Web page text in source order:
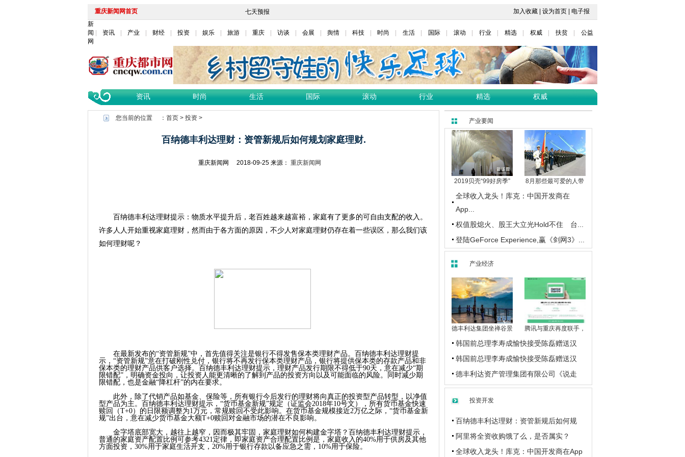
重庆新闻网首页 加入收藏 设为首页
电子报
新
闻
网
资讯 产业 财经 投资 娱乐 旅游 重庆 访谈 会展 舆情 科技 时尚 生活 国际 滚动 行业 精选 权威 扶贫 公益
资讯 时尚 生活 国际 滚动 行业 精选 权威
您当前的位置 ： 首页> 投资>
百纳德丰利达理财：资管新规后如何规划家庭理财.
重庆新闻网 2018-09-25 来源： 重庆新闻网
百纳德丰利达理财提示：物质水平提升后，老百姓越来越富裕，家庭有了更多的可自由支配的收入。
许多人人开始重视家庭理财，然而由于各方面的原因，不少人对家庭理财仍存在着一些误区，那么我们该
如何理财呢？
在最新发布的“资管新规”中，首先值得关注是银行不得发售保本类理财产品。百纳德丰利达理财提
示，“资管新规”意在打破刚性兑付，银行将不再发行保本类理财产品，银行将提供保本类的存款产品和非
保本类的理财产品供客户选择。百纳德丰利达理财提示，理财产品发行期限不得低于90天，意在减少“期
限错配”，明确资金投向，让投资人能更清晰的了解到产品的投资方向以及可能面临的风险。同时减少期
限错配，也是金融“降杠杆”的内在要求。
此外，除了代销产品如基金、保险等，所有银行今后发行的理财将向真正的投资型产品转型，以净值
型产品为主。百纳德丰利达理财提示，“货币基金新规”规定（证监会2018年10号文），所有货币基金快速
赎回（T+0）的日限额调整为1 万元，常规赎回不受此影响。在货币基金规模接近2万亿之际，“货币基金新
规”出台，意在减少货币基金大额T+0赎回对金融市场的潜在不良影响。
金字塔底部宽大，越往上越窄，因而极其牢固，家庭理财如何构建金字塔？百纳德丰利达理财提示，
普通的家庭资产配置比例可参考4321 定律，即家庭资产合理配置比例是，家庭收入的40%用于供房及其他
方面投资， 30%用于家庭生活开支， 20%用于银行存款以备应急之需， 10%用于保险。
产业要闻
2019贝壳“99好房季” 8月那些最可爱的人带
全球收入龙头！库克：中国开发商在
App...
权值股熄火、股王大立光Hold不住 台...
登陆GeForce Experience,赢《剑网3》...
产业经济
德丰利达集团坐禅谷景 腾讯与重庆再度联手，
韩国前总理李寿成愉快接受陈磊赠送汉
韩国前总理李寿成愉快接受陈磊赠送汉
德丰利达资产管理集团有限公司《说走
投资开发
百纳德丰利达理财：资管新规后如何规
阿里将全资收购饿了么，是否属实？
全球收入龙头！库克：中国开发商在App